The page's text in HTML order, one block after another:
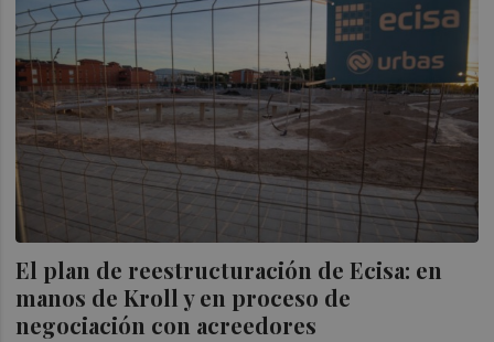
El plan de reestructuración de Ecisa: en
manos de Kroll y en proceso de
negociación con acreedores